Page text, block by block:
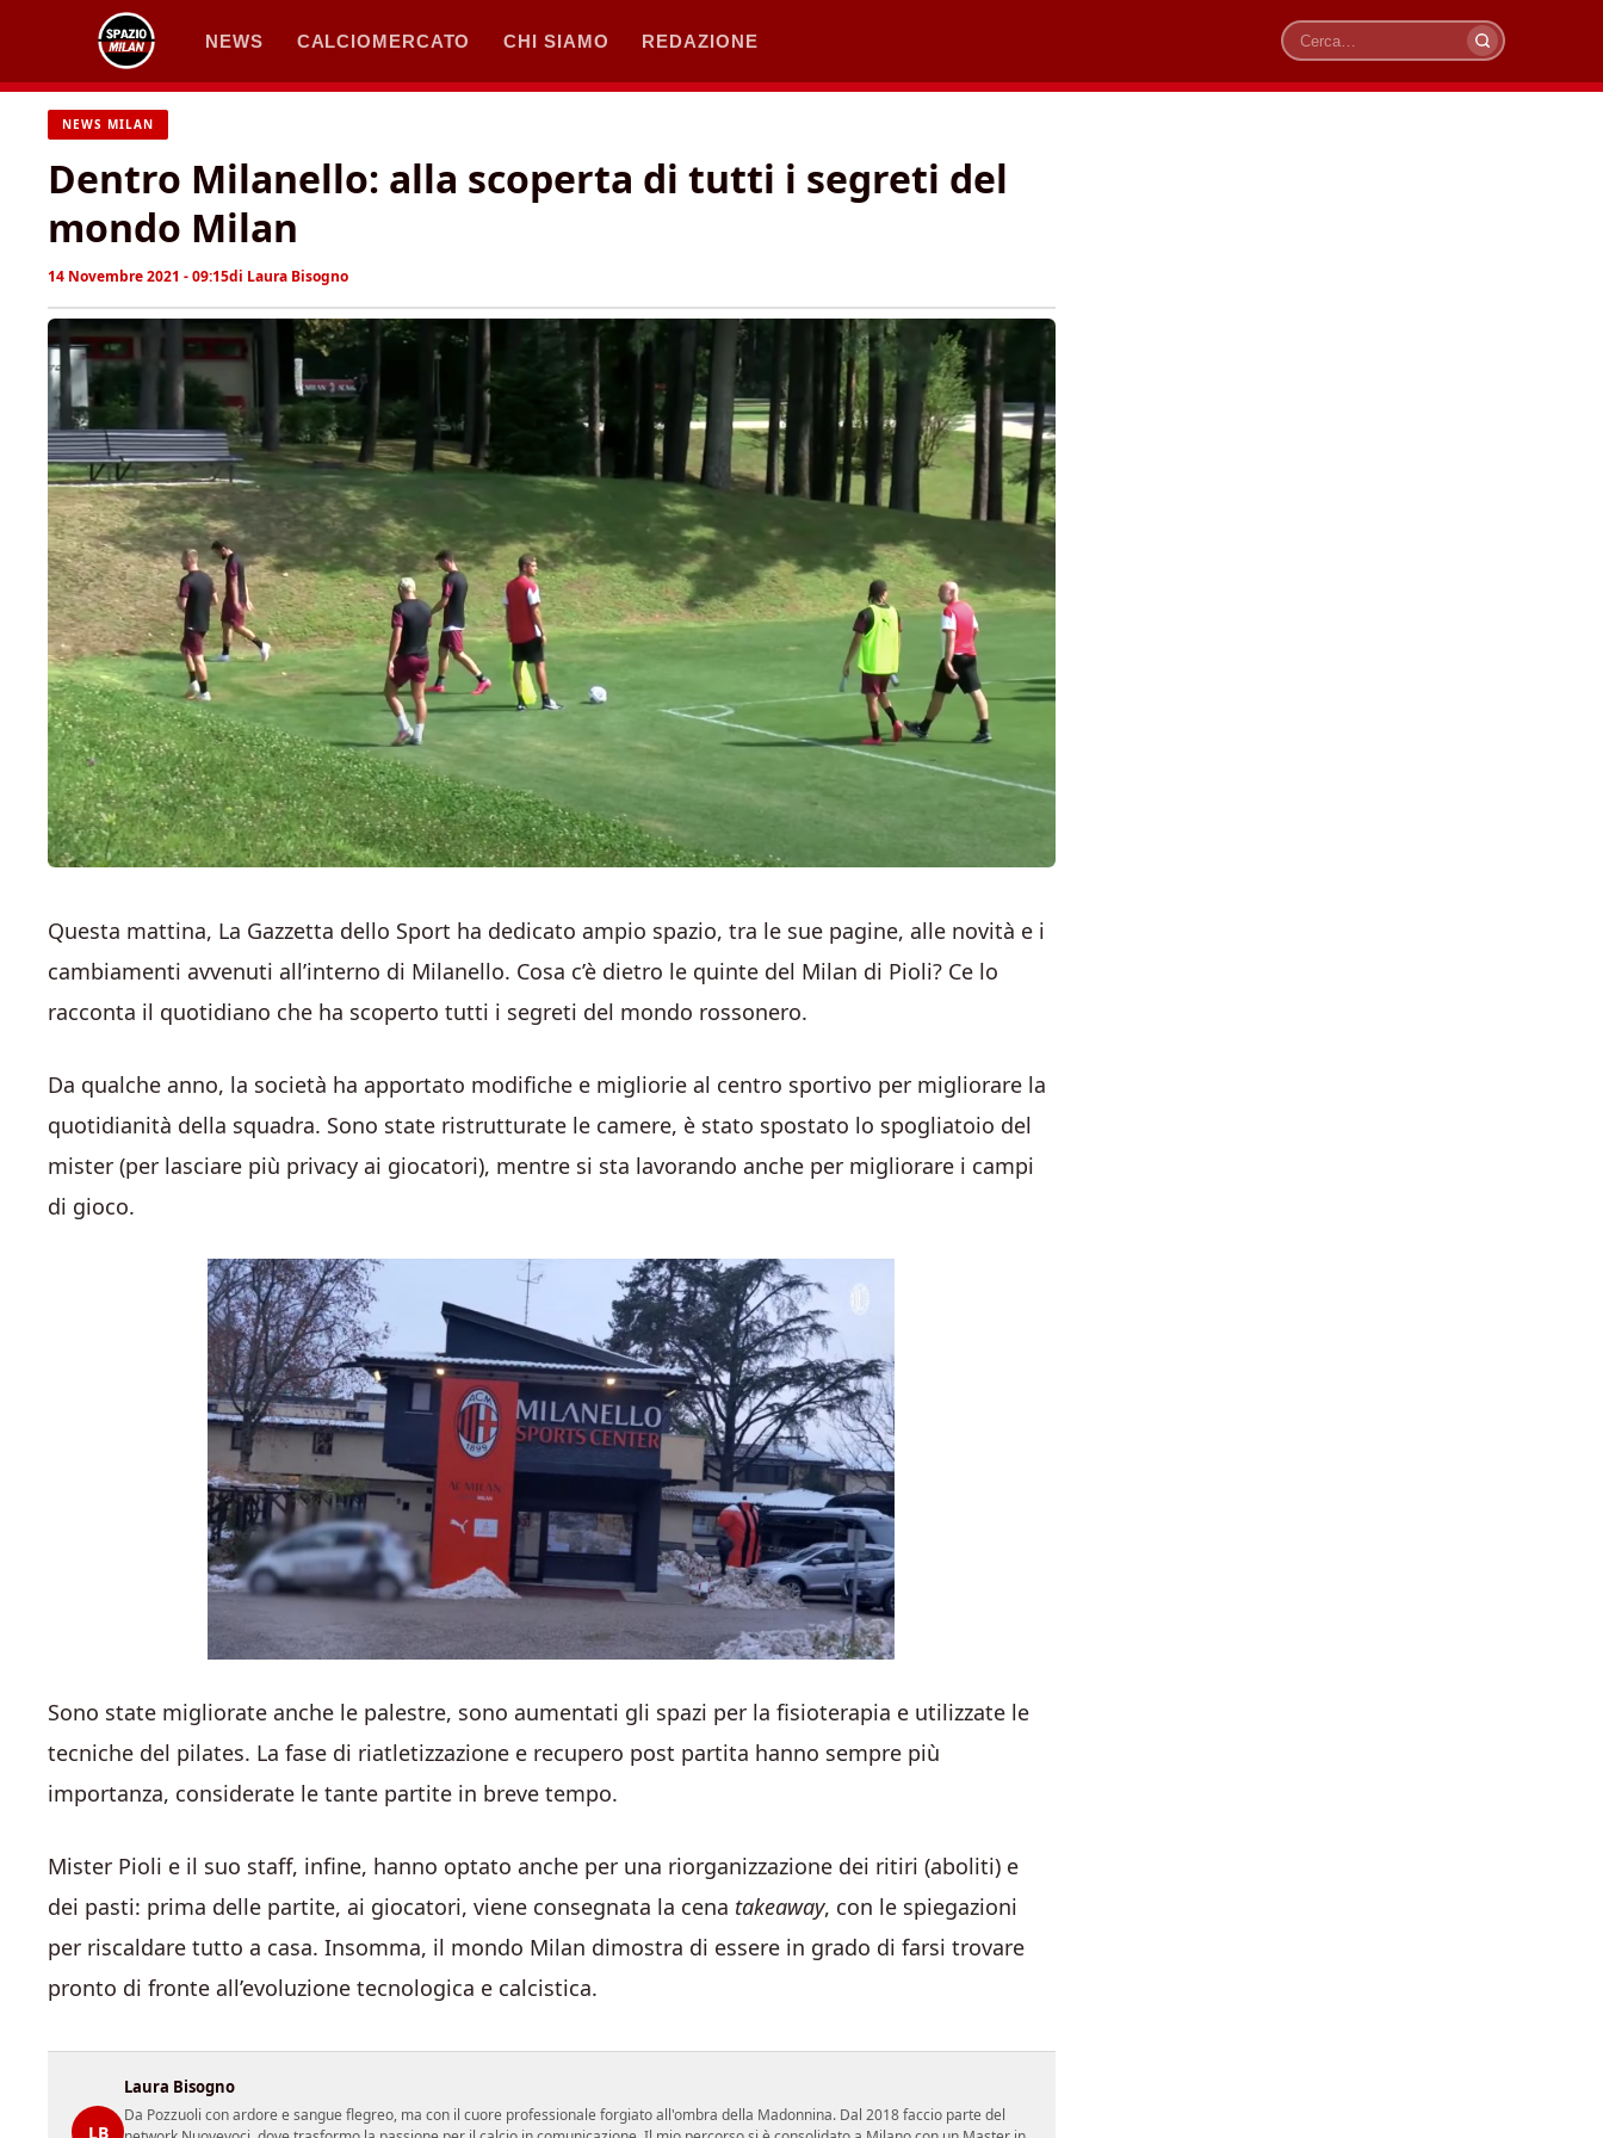
contenuto
NEWS CALCIOMERCATO CHI SIAMO REDAZIONE
Cerca
NEWS MILAN
Dentro Milanello: alla scoperta di tutti i segreti del
mondo Milan
14 Novembre 2021 - 09:15di Laura Bisogno
Questa mattina, La Gazzetta dello Sport ha dedicato ampio spazio, tra le sue pagine, alle novità e i
cambiamenti avvenuti all’interno di Milanello. Cosa c’è dietro le quinte del Milan di Pioli? Ce lo
racconta il quotidiano che ha scoperto tutti i segreti del mondo rossonero.
Da qualche anno, la società ha apportato modifiche e migliorie al centro sportivo per migliorare la
quotidianità della squadra. Sono state ristrutturate le camere, è stato spostato lo spogliatoio del
mister (per lasciare più privacy ai giocatori), mentre si sta lavorando anche per migliorare i campi
di gioco.
Sono state migliorate anche le palestre, sono aumentati gli spazi per la fisioterapia e utilizzate le
tecniche del pilates. La fase di riatletizzazione e recupero post partita hanno sempre più
importanza, considerate le tante partite in breve tempo.
Mister Pioli e il suo staff, infine, hanno optato anche per una riorganizzazione dei ritiri (aboliti) e
dei pasti: prima delle partite, ai giocatori, viene consegnata la cena takeaway, con le spiegazioni
per riscaldare tutto a casa. Insomma, il mondo Milan dimostra di essere in grado di farsi trovare
pronto di fronte all’evoluzione tecnologica e calcistica.
LB
Laura Bisogno
Da Pozzuoli con ardore e sangue flegreo, ma con il cuore professionale forgiato all'ombra della Madonnina. Dal 2018 faccio parte del